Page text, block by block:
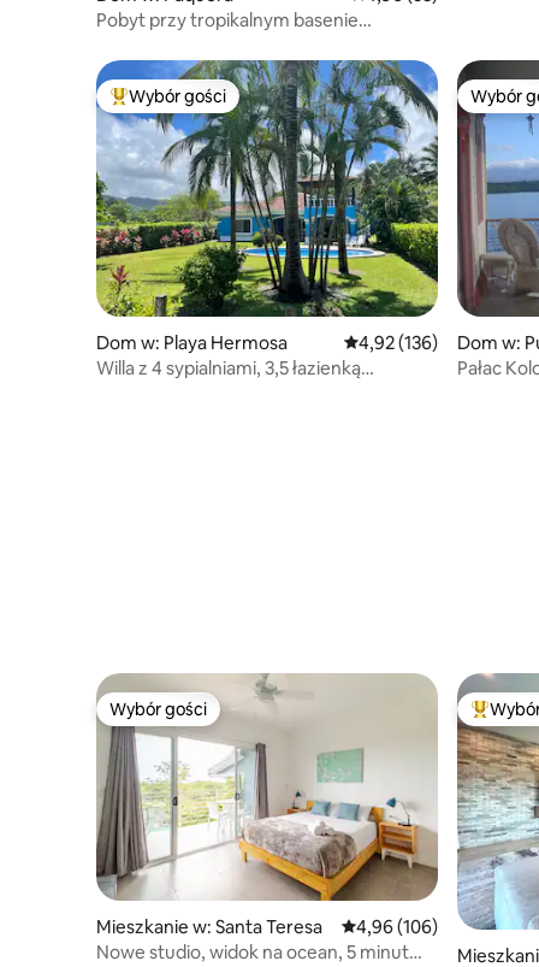
Pobyt przy tropikalnym basenie
Najpopularniejsze z kategorii Wybór gości
Wybór gości
Dom w: Playa Hermosa Średnia ocena: 4,92 na
4,92 (136)
Willa z 4 sypialniami, 3,5 łazienką
Wybór
Wybór
Dom w:
Pałac
Wybór gości
Wybór gości
Mieszkanie w: Santa Teresa Średnia ocena: 4,96 na
4,96 (106)
Nowe studio, widok na ocean, 5 minut